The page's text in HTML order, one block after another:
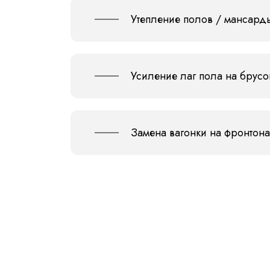
Утепление полов /
Усиление лаг пола на
Замена вагонки на